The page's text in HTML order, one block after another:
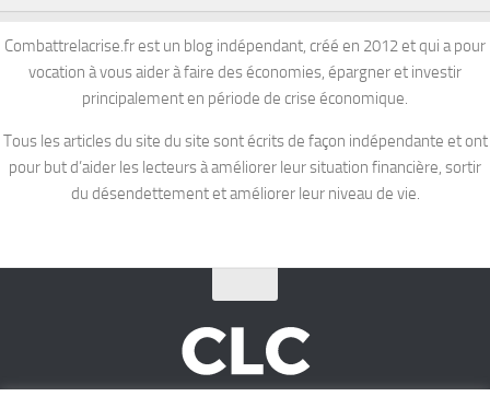
Combattrelacrise.fr est un blog indépendant, créé en 2012 et qui a pour
vocation à vous aider à faire des économies, épargner et investir
principalement en période de crise économique.
Tous les articles du site du site sont écrits de façon indépendante et ont
pour but d’aider les lecteurs à améliorer leur situation financière, sortir
du désendettement et améliorer leur niveau de vie.